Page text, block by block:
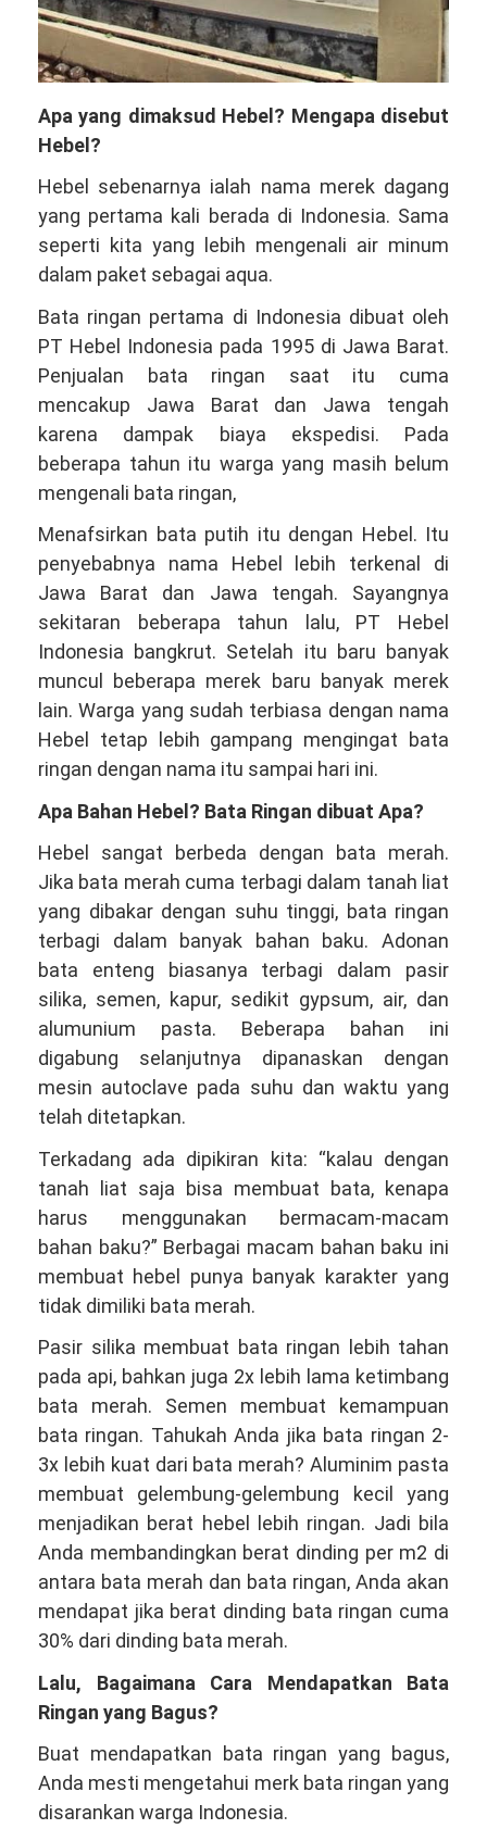
Apa yang dimaksud Hebel? Mengapa disebut
Hebel?
Hebel sebenarnya ialah nama merek dagang
yang pertama kali berada di Indonesia. Sama
seperti kita yang lebih mengenali air minum
dalam paket sebagai aqua.
Bata ringan pertama di Indonesia dibuat oleh
PT Hebel Indonesia pada 1995 di Jawa Barat.
Penjualan bata ringan saat itu cuma
mencakup Jawa Barat dan Jawa tengah
karena dampak biaya ekspedisi. Pada
beberapa tahun itu warga yang masih belum
mengenali bata ringan,
Menafsirkan bata putih itu dengan Hebel. Itu
penyebabnya nama Hebel lebih terkenal di
Jawa Barat dan Jawa tengah. Sayangnya
sekitaran beberapa tahun lalu, PT Hebel
Indonesia bangkrut. Setelah itu baru banyak
muncul beberapa merek baru banyak merek
lain. Warga yang sudah terbiasa dengan nama
Hebel tetap lebih gampang mengingat bata
ringan dengan nama itu sampai hari ini.
Apa Bahan Hebel? Bata Ringan dibuat Apa?
Hebel sangat berbeda dengan bata merah.
Jika bata merah cuma terbagi dalam tanah liat
yang dibakar dengan suhu tinggi, bata ringan
terbagi dalam banyak bahan baku. Adonan
bata enteng biasanya terbagi dalam pasir
silika, semen, kapur, sedikit gypsum, air, dan
alumunium pasta. Beberapa bahan ini
digabung selanjutnya dipanaskan dengan
mesin autoclave pada suhu dan waktu yang
telah ditetapkan.
Terkadang ada dipikiran kita: “kalau dengan
tanah liat saja bisa membuat bata, kenapa
harus menggunakan bermacam-macam
bahan baku?” Berbagai macam bahan baku ini
membuat hebel punya banyak karakter yang
tidak dimiliki bata merah.
Pasir silika membuat bata ringan lebih tahan
pada api, bahkan juga 2x lebih lama ketimbang
bata merah. Semen membuat kemampuan
bata ringan. Tahukah Anda jika bata ringan 2-
3x lebih kuat dari bata merah? Aluminim pasta
membuat gelembung-gelembung kecil yang
menjadikan berat hebel lebih ringan. Jadi bila
Anda membandingkan berat dinding per m2 di
antara bata merah dan bata ringan, Anda akan
mendapat jika berat dinding bata ringan cuma
30% dari dinding bata merah.
Lalu, Bagaimana Cara Mendapatkan Bata
Ringan yang Bagus?
Buat mendapatkan bata ringan yang bagus,
Anda mesti mengetahui merk bata ringan yang
disarankan warga Indonesia.